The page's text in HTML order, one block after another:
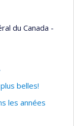
du Canada -
belles!
les années